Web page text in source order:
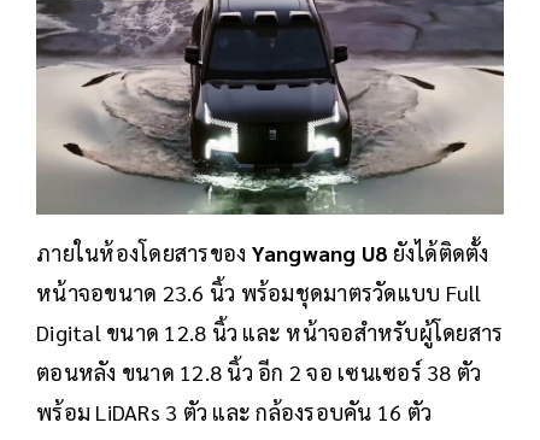
ภายในห้องโดยสารของ Yangwang U8 ยังได้ติดตั้ง
หน้าจอขนาด 23.6 นิ้ว พร้อมชุดมาตรวัดแบบ Full
Digital ขนาด 12.8 นิ้ว และ หน้าจอสำหรับผู้โดยสาร
ตอนหลัง ขนาด 12.8 นิ้ว อีก 2 จอ เซนเซอร์ 38 ตัว
พร้อม LiDARs 3 ตัว และ กล้องรอบคัน 16 ตัว